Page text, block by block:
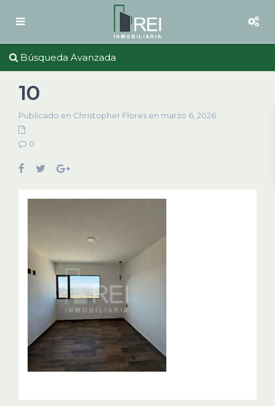
Búsqueda Avanzada
10
Publicado en Christopher Flores en marzo 6, 2026
0